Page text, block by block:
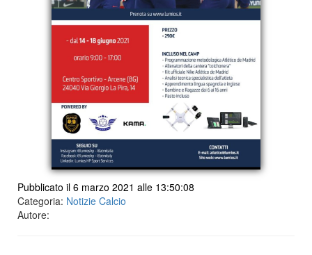
Pubblicato il 6 marzo 2021 alle 13:50:08
Categoria: Notizie Calcio
Autore: